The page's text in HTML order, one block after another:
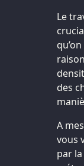
Le
des
A
vous
par